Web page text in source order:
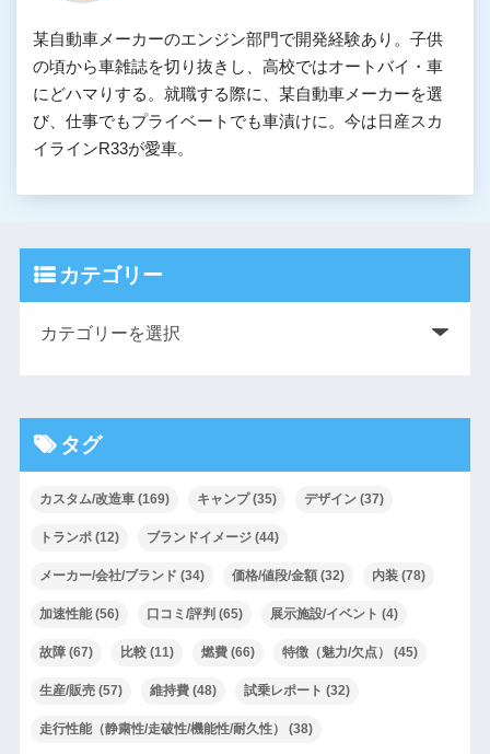
某自動車メーカーのエンジン部門で開発経験あり。子供
の頃から車雑誌を切り抜きし、高校ではオートバイ・車
にどハマりする。就職する際に、某自動車メーカーを選
び、仕事でもプライベートでも車漬けに。今は日産スカ
イラインR33が愛車。
カテゴリー
タグ
カスタム/改造車(169) キャンプ(35) デザイン(37)
トランポ(12) ブランドイメージ(44)
メーカー/会社/ブランド (34) 価格/値段/金額(32) 内装(78)
加速性能(56) 口コミ/評判 (65) 展示施設/イベント (4)
故障(67) 比較(11) 燃費(66) 特徴（魅力/欠点） (45)
生産/販売(57) 維持費(48) 試乗レポート (32)
走行性能（静粛性/走破性/機能性/耐久性） (38)